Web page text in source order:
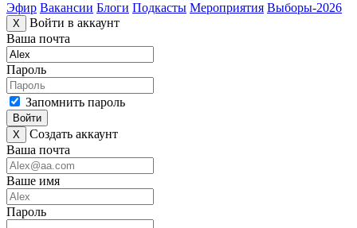
Эфир Вакансии Блоги Подкасты Мероприятия Выборы-2026
X
Войти в аккаунт
Ваша почта
Пароль
Запомнить пароль
Войти
X
Создать аккаунт
Ваша почта
Ваше имя
Пароль